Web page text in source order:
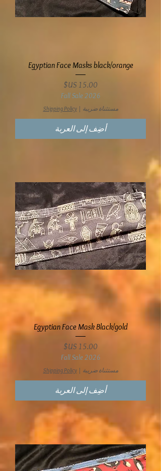
Egyptian Face Masks black/orange
السعر
Fall Sale 2026
مستثناة ضريبة |
Shipping Policy
أضِف إلى العربة
Egyptian Face Mask Black/gold
السعر
Fall Sale 2026
مستثناة ضريبة |
Shipping Policy
أضِف إلى العربة